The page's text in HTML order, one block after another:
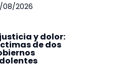
08/2026
y dolor:
de dos